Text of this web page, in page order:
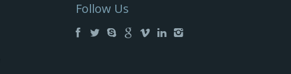
Follow Us